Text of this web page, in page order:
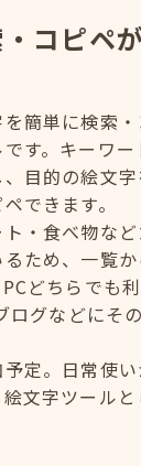
コピペ
簡単に検索
す。キーワ
目的の絵文
できます。
・食べ物な
ため、一覧
どちらでも
ログなどにそ
定。日常使
文字ツール